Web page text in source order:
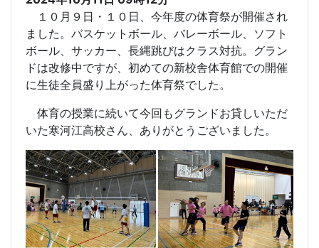
１０月９日・１０日、今年度の体育祭が開催され
ました。バスケットボール、バレーボール、ソフト
ボール、サッカー、長縄跳びはクラス対抗。グラン
ドは改修中ですが、初めての新校舎体育館での開催
に生徒全員盛り上がった体育祭でした。
体育の授業に続いて今回もグランドお貸しいただ
いた寒河江高校さん、ありがとうございました。